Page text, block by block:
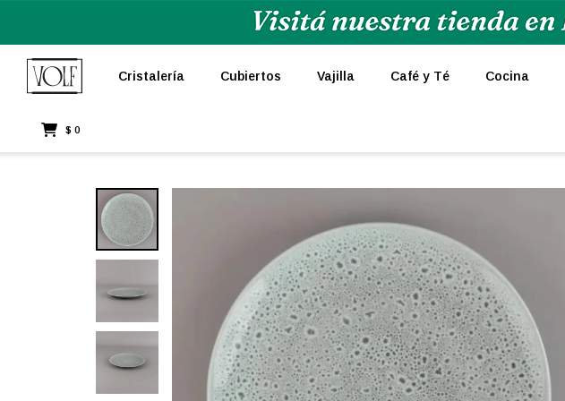
Cristalería Cubiertos Vajilla Café y Té Cocina
$ 0